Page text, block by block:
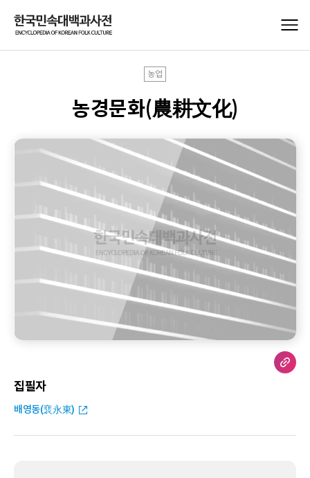
농업
농경문화(農耕文化)
집필자
배영동(裵永東)